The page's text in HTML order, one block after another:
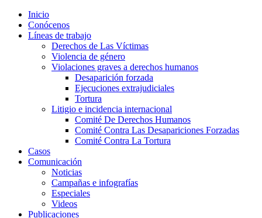
Inicio
Conócenos
Líneas de trabajo
Derechos de Las Víctimas
Violencia de género
Violaciones graves a derechos humanos
Desaparición forzada​
Ejecuciones extrajudiciales
Tortura
Litigio e incidencia internacional
Comité De Derechos Humanos​
Comité Contra Las Desapariciones Forzadas
Comité Contra La Tortura​
Casos
Comunicación
Noticias
Campañas e infografías
Especiales
Videos
Publicaciones